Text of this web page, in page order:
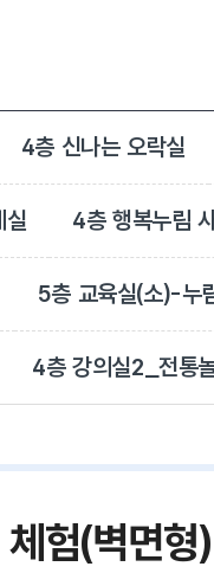
4층 신나는 오락실
실 4층 행복누림
5층 교육실(소)-누
4층 강의실2_전통
험(벽면형)